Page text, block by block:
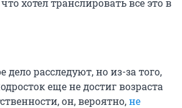
дело расследуют, но из-за того,
еще не достиг возраста
он, вероятно,не